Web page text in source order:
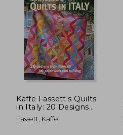
50%
dcto.
$ 97.046
$ 48.523
Kaffe Fassett's Quilts
in Italy: 20 Designs
from Rowan for
Patchwork and
Fassett, Kaffe